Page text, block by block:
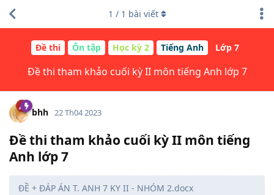
Đề thi Ôn tập Học kỳ 2 Tiếng Anh Lớp 7
Đề thi tham khảo cuối kỳ II môn tiếng Anh lớp 7
1 / 1 bài viết
bhh 22 Th04 2023
Đề thi tham khảo cuối kỳ II môn tiếng
Anh lớp 7
ĐỀ + ĐÁP ÁN T. ANH 7 KY II - NHÓM 2.docx